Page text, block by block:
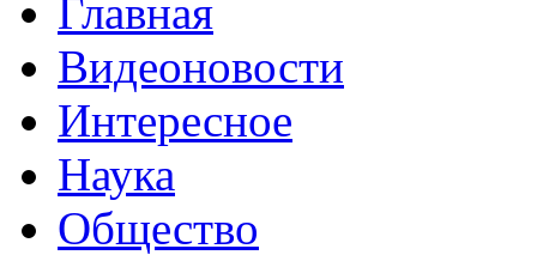
Главная
Видеоновости
Интересное
Наука
Общество